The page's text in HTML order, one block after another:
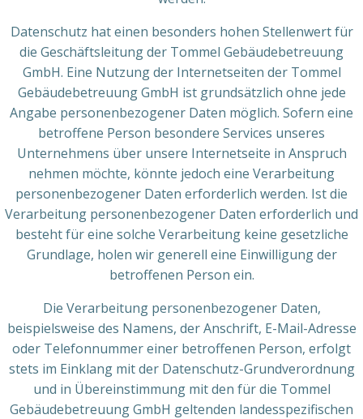
Datenschutz hat einen besonders hohen Stellenwert für
die Geschäftsleitung der Tommel Gebäudebetreuung
GmbH. Eine Nutzung der Internetseiten der Tommel
Gebäudebetreuung GmbH ist grundsätzlich ohne jede
Angabe personenbezogener Daten möglich. Sofern eine
betroffene Person besondere Services unseres
Unternehmens über unsere Internetseite in Anspruch
nehmen möchte, könnte jedoch eine Verarbeitung
personenbezogener Daten erforderlich werden. Ist die
Verarbeitung personenbezogener Daten erforderlich und
besteht für eine solche Verarbeitung keine gesetzliche
Grundlage, holen wir generell eine Einwilligung der
betroffenen Person ein.
Die Verarbeitung personenbezogener Daten,
beispielsweise des Namens, der Anschrift, E-Mail-Adresse
oder Telefonnummer einer betroffenen Person, erfolgt
stets im Einklang mit der Datenschutz-Grundverordnung
und in Übereinstimmung mit den für die Tommel
Gebäudebetreuung GmbH geltenden landesspezifischen